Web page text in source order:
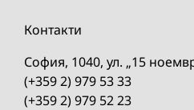
Контакти
София, 1040, ул. „15
(+359 2) 979 53 33
(+359 2) 979 52 23